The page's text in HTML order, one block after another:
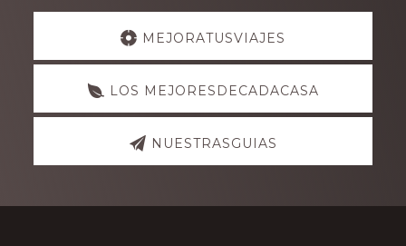
Explore
MEJORATUSVIAJES
LOS MEJORESDECADACASA
NUESTRASGUIAS